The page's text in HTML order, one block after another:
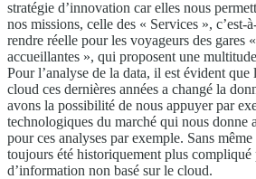
stratégie d’innovation car elles nous
nos missions, celle des « Services », c’est-
rendre réelle pour les voyageurs des gares
accueillantes », qui proposent une
Pour l’analyse de la data, il est évident que
cloud ces dernières années a changé la
avons la possibilité de nous appuyer par
technologiques du marché qui nous donne
pour ces analyses par exemple. Sans
toujours été historiquement plus compliqué
d’information non basé sur le cloud.